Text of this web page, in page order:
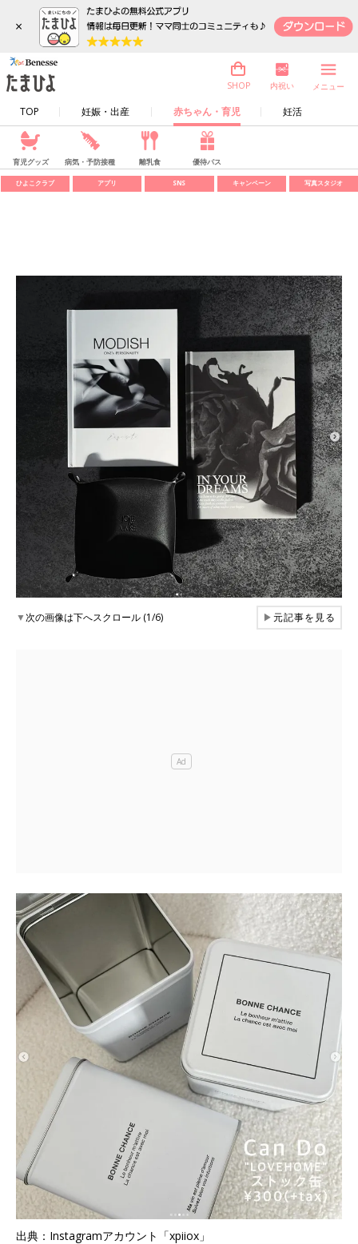
×
TOP 妊娠・出産 赤ちゃん・育児 妊活
SHOP 内祝い メニュー
育児グッズ 病気・予防接種 離乳食 優待パス
ひよこクラブ アプリ SNS キャンペーン 写真スタジオ
▼次の画像は下へスクロール (1/6) ▶元記事を見る
出典：Instagramアカウント「xpiiox」